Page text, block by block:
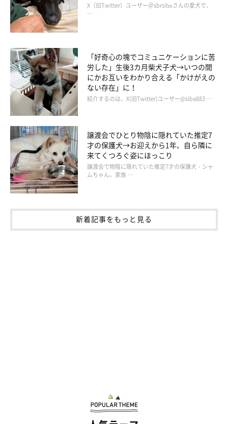
X（旧Twitter）ユーザー＠sbrsitmさんの愛犬で、
…
「好奇心の塊でコミュニケーションに苦
労した」生後3カ月柴犬子犬→いつの間
にかお互いをわかり合える「かけがえの
ない存在」に！
紹介するのは、X(旧Twitter)ユーザー@siba883 …
譲渡会でひとり物陰に隠れていた推定7
才の保護犬→お迎えから1年、自ら隣に
来てくつろぐ姿にほっこり
譲渡会で物陰に隠れていた推定7才の保護犬・シャ
ムちゃん。家族 …
新着記事をもっと見る